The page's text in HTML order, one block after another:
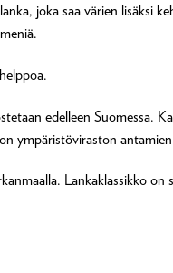
joka saa värien lisäksi
edelleen Suomessa.
ympäristöviraston
Lankaklassikko on